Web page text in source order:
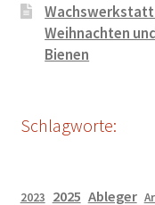
Weihnachten
Bienen
Schlagworte:
2023 2025 Ableger